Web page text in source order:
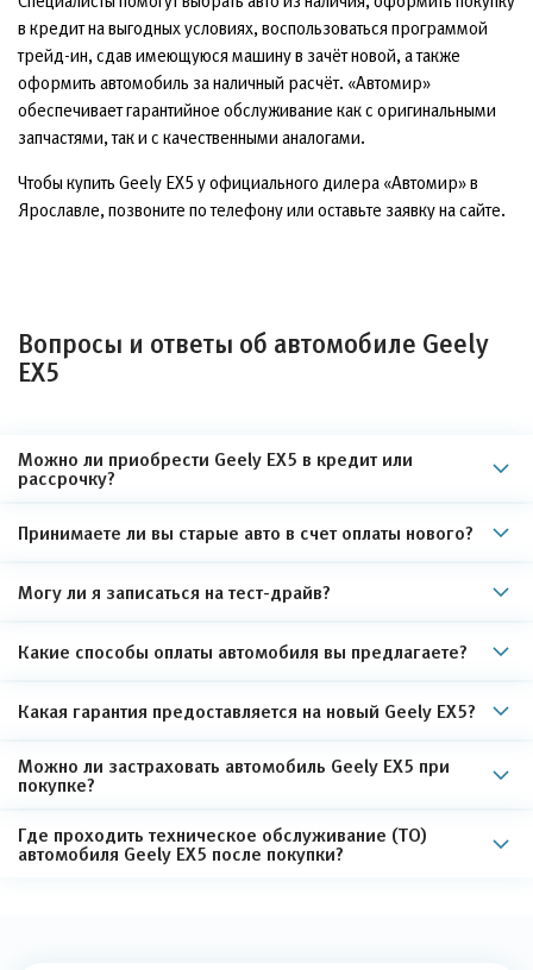
в кредит на выгодных условиях, воспользоваться программой
трейд-ин, сдав имеющуюся машину в зачёт новой, а также
оформить автомобиль за наличный расчёт. «Автомир»
обеспечивает гарантийное обслуживание как с оригинальными
запчастями, так и с качественными аналогами.
Чтобы купить Geely EX5 у официального дилера «Автомир» в
Ярославле, позвоните по телефону или оставьте заявку на сайте.
Вопросы и ответы об автомобиле Geely
EX5
Можно ли приобрести Geely EX5 в кредит или
рассрочку?
Принимаете ли вы старые авто в счет оплаты нового?
Могу ли я записаться на тест-драйв?
Какие способы оплаты автомобиля вы предлагаете?
Какая гарантия предоставляется на новый Geely EX5?
Можно ли застраховать автомобиль Geely EX5 при
покупке?
Где проходить техническое обслуживание (ТО)
автомобиля Geely EX5 после покупки?